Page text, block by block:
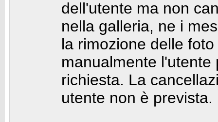
dell'utente ma non
nella galleria, ne i
la rimozione delle
manualmente
richiesta. La
utente non è prevista.